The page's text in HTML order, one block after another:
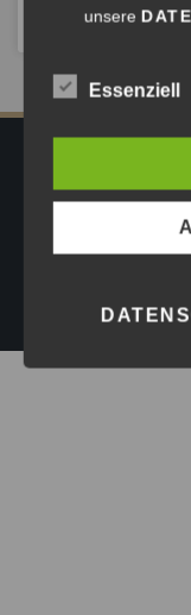
Mai 7, 2024
Copyright © 2026
unsere
Essenziell